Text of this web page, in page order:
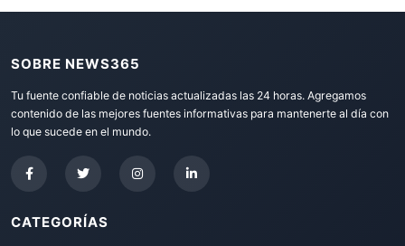
SOBRE NEWS365
Tu fuente confiable de noticias actualizadas las 24 horas. Agregamos
contenido de las mejores fuentes informativas para mantenerte al día con
lo que sucede en el mundo.
CATEGORÍAS